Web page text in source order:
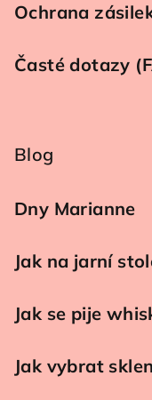
Ochrana
Časté dotazy
Blog
Dny Marianne
Jak na jarní
Jak se pije
Jak vybrat